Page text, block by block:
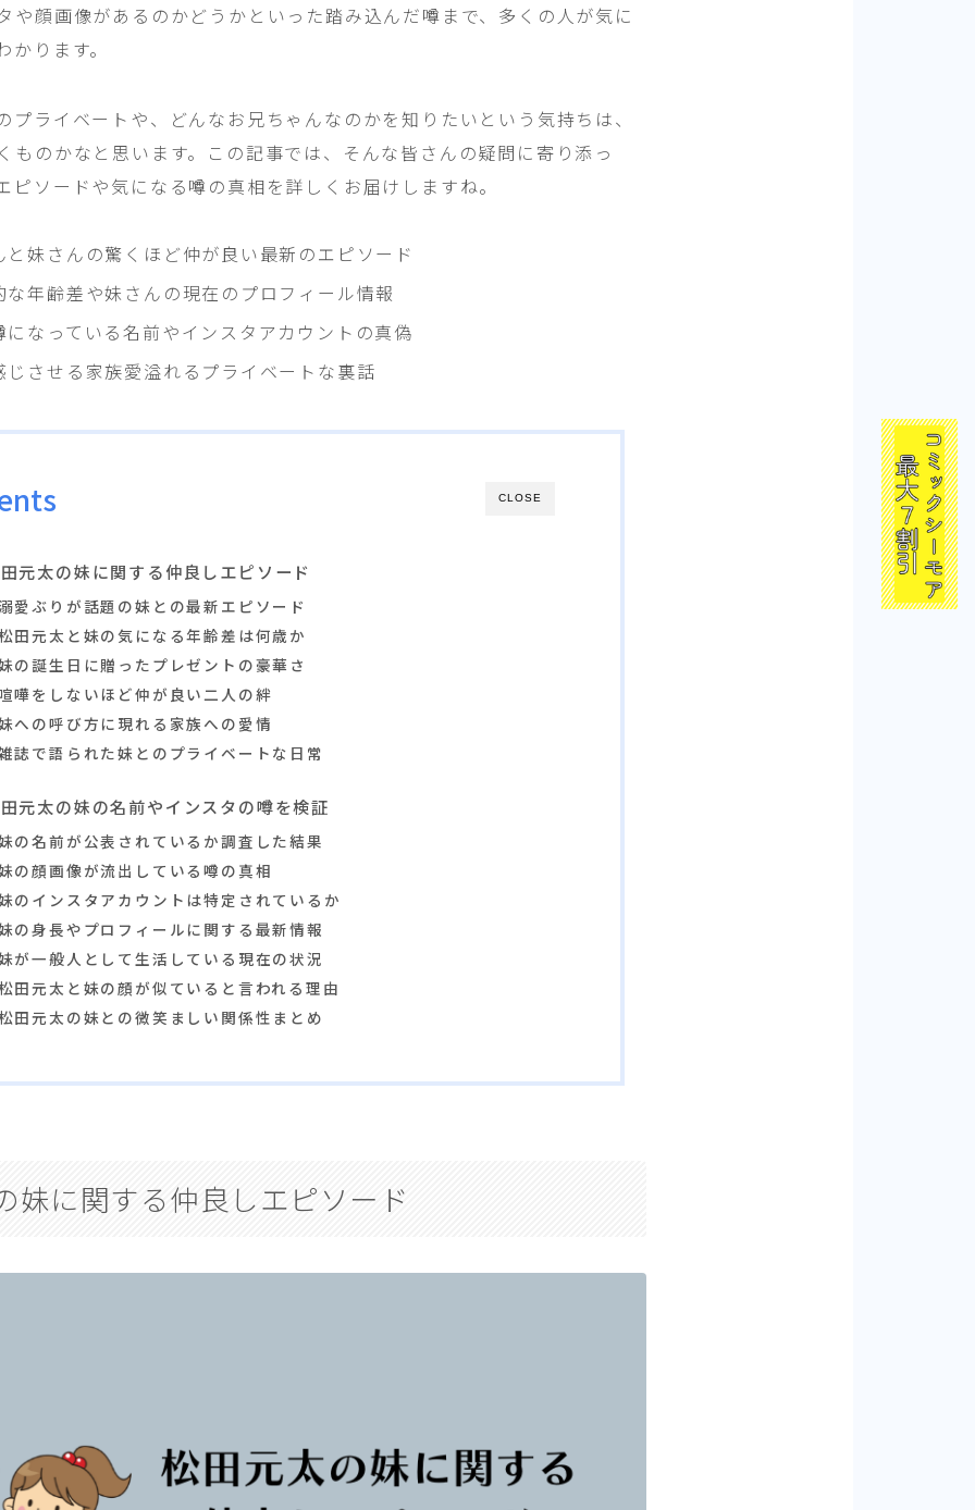
や顔画像があるのかどうかといった踏み込んだ噂まで、多くの人が気に
ります。
プライベートや、どんなお兄ちゃんなのかを知りたいという気持ちは、
ものかなと思います。この記事では、そんな皆さんの疑問に寄り添っ
ピソードや気になる噂の真相を詳しくお届けしますね。
妹さんの驚くほど仲が良い最新のエピソード
な年齢差や妹さんの現在のプロフィール情報
になっている名前やインスタアカウントの真偽
じさせる家族愛溢れるプライベートな裏話
CLOSE
元太の妹に関する仲良しエピソード
愛ぶりが話題の妹との最新エピソード
田元太と妹の気になる年齢差は何歳か
の誕生日に贈ったプレゼントの豪華さ
嘩をしないほど仲が良い二人の絆
への呼び方に現れる家族への愛情
誌で語られた妹とのプライベートな日常
元太の妹の名前やインスタの噂を検証
の名前が公表されているか調査した結果
の顔画像が流出している噂の真相
のインスタアカウントは特定されているか
の身長やプロフィールに関する最新情報
が一般人として生活している現在の状況
田元太と妹の顔が似ていると言われる理由
田元太の妹との微笑ましい関係性まとめ
妹に関する仲良しエピソード